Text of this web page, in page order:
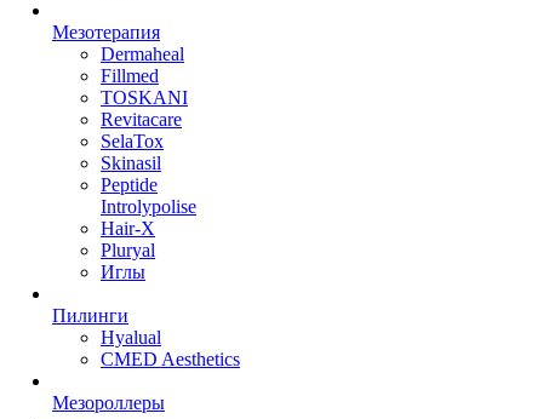
Мезотерапия
Dermaheal
Fillmed
TOSKANI
Revitacare
SelaTox
Skinasil
Peptide
Introlypolise
Hair-X
Pluryal
Иглы
Пилинги
Hyalual
CMED Aesthetics
Мезороллеры